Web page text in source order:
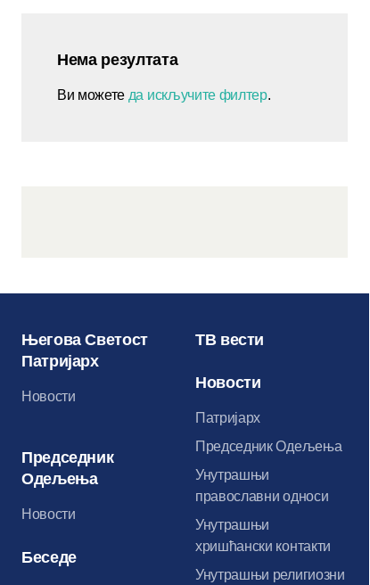
Нема резултата
Ви можете да искључите филтер.
Његова Светост
Патријарх
Новости
Председник
Одељења
Новости
Беседе
ТВ вести
Новости
Патријарх
Председник Одељења
Унутрашњи
православни односи
Унутрашњи
хришћански контакти
Унутрашњи религиозни